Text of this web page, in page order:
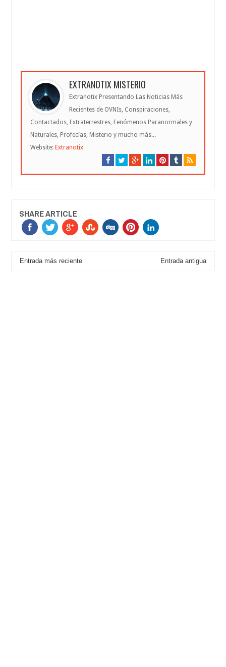
EXTRANOTIX MISTERIO
Extranotix Presentando Las Noticias Más
Recientes de OVNIs, Conspiraciones,
Contactados, Extraterrestres, Fenómenos Paranormales y
Naturales, Profecías, Misterio y mucho más...
Website: Extranotix
SHARE ARTICLE
Entrada más reciente Entrada antigua